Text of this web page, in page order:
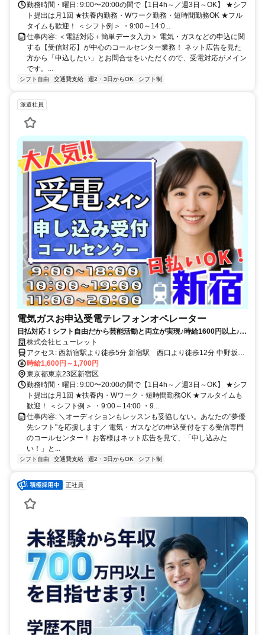
勤務時間・曜日: 9:00〜20:00の間で【1日4h～／週3日～OK】 ★シフ
ト提出は月1回 ★扶養内勤務・Wワーク勤務・短時間勤務OK ★フル
タイムも歓迎！ ＜シフト例＞ ・9:00～14:0...
仕事内容: ＜電話対応＋簡単データ入力＞ 電気・ガスなどの申込に関
する【受信対応】が中心のコールセンター業務！ ネット広告を見た
方から「申込したい」とお問合せをいただくので、受電対応がメイン
です。...
シフト自由 交通費支給 週2・3日からOK シフト制
派遣社員
電気ガスお申込受電テレフォンオペレーター
日払対応！シフト自由だから芸能活動と両立が実現♪時給1600円以上♪残
業ナシ♪ 20～30代の方を中心に活躍中！
株式会社ヒューレット
アクセス: 西新宿駅より徒歩5分 新宿駅 西口より徒歩12分 中野坂上
駅より徒歩6分 西武新宿駅より徒歩9分 都庁前駅より徒歩6分
時給1,600円～1,700円
東京都東京23区新宿区
勤務時間・曜日: 9:00〜20:00の間で【1日4h～／週3日～OK】 ★シフ
ト提出は月1回 ★扶養内・Wワーク・短時間勤務OK ★フルタイムも
歓迎！ ＜シフト例＞ ・9:00～14:00 ・9...
仕事内容: ＼オーディションもレッスンも妥協しない。あなたの"夢優
先シフト"を応援します／ 電気・ガスなどの申込受付をする受信専門
のコールセンター！ お客様はネット広告を見て、「申し込みた
い！」と...
シフト自由 交通費支給 週2・3日からOK シフト制
正社員